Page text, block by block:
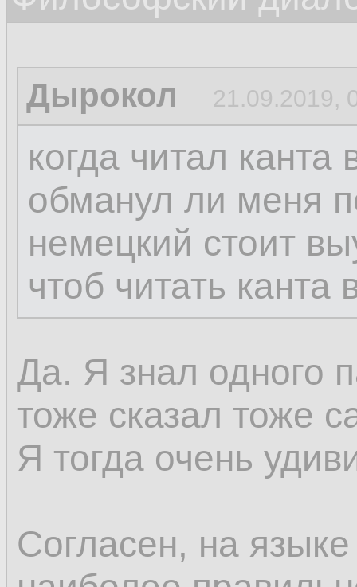
Дырокол 21.09.2019,
когда читал
обманул ли меня
немецкий стоит
чтоб читать канта
Да. Я знал одного
тоже сказал тоже
Я тогда очень
Согласен, на